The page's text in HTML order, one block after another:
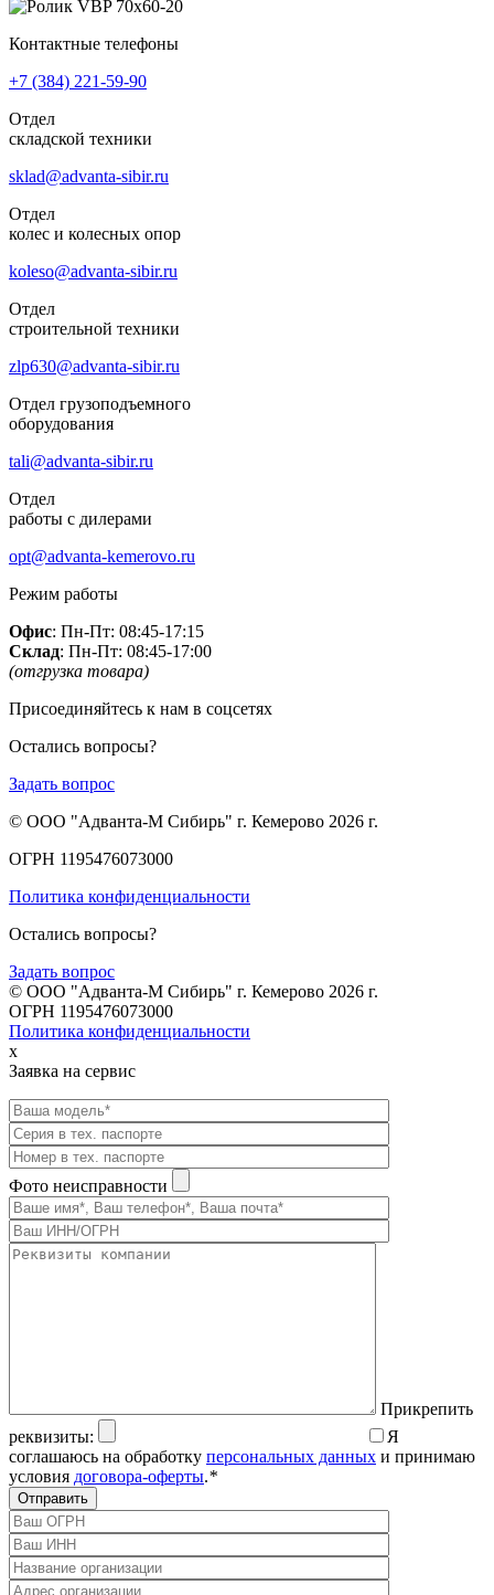
Контактные телефоны
+7 (384) 221-59-90
Отдел
складской техники
sklad@advanta-sibir.ru
Отдел
колес и колесных опор
koleso@advanta-sibir.ru
Отдел
строительной техники
zlp630@advanta-sibir.ru
Отдел грузоподъемного
оборудования
tali@advanta-sibir.ru
Отдел
работы с дилерами
opt@advanta-kemerovo.ru
Режим работы
Офис: Пн-Пт: 08:45-17:15
Склад: Пн-Пт: 08:45-17:00
(отгрузка товара)
Присоединяйтесь к нам в соцсетях
Остались вопросы?
Задать вопрос
© ООО "Адванта-М Сибирь" г. Кемерово 2026 г.
ОГРН 1195476073000
Политика конфиденциальности
Остались вопросы?
Задать вопрос
© ООО "Адванта-М Сибирь" г. Кемерово 2026 г.
ОГРН 1195476073000
Политика конфиденциальности
x
Заявка на сервис
Фото неисправности
Прикрепить
реквизиты:
Я
соглашаюсь на обработку персональных данных и принимаю
условия договора-оферты.*